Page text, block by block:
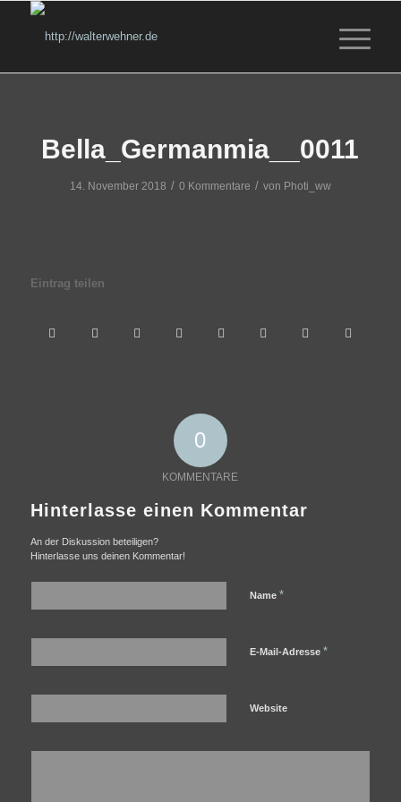
Bella_Germanmia__0011
14. November 2018 / 0 Kommentare / von Photi_ww
Eintrag teilen
0
KOMMENTARE
Hinterlasse einen Kommentar
An der Diskussion beteiligen?
Hinterlasse uns deinen Kommentar!
Name *
E-Mail-Adresse *
Website